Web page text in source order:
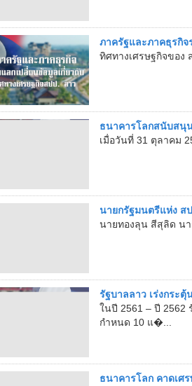
ภาครัฐและภาคธุรกิจ
ทิศทางเศรษฐกิจของ
ธนาคารโลกสนับสนุ
เมื่อวันที่ 31 ตุลาคม
นายกรัฐมนตรีแห่ง ส
นายทองลุน สีสุลิด นา
รัฐบาลลาว เร่งกระตุ้
ในปี 2561 – ปี 2562
กำหนด 10 แ�...
ธนาคารโลก คาดเศ